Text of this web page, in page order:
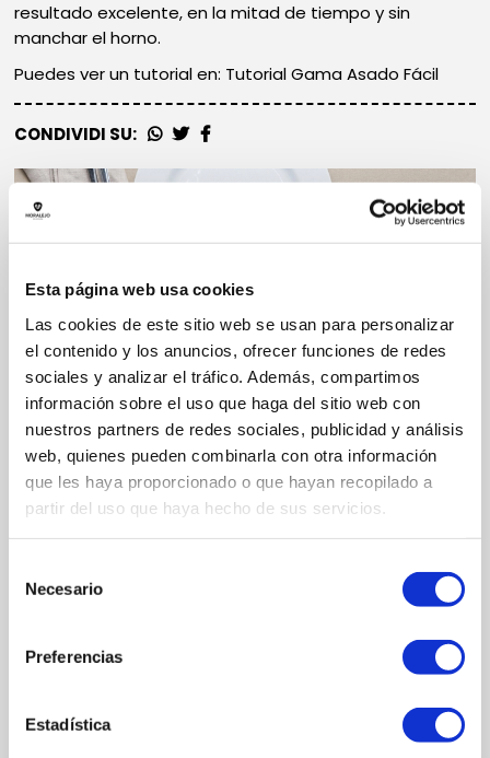
Esta página web usa cookies
Las cookies de este sitio web se usan para personalizar
el contenido y los anuncios, ofrecer funciones de redes
sociales y analizar el tráfico. Además, compartimos
información sobre el uso que haga del sitio web con
nuestros partners de redes sociales, publicidad y análisis
web, quienes pueden combinarla con otra información
que les haya proporcionado o que hayan recopilado a
partir del uso que haya hecho de sus servicios.
Necesario
Preferencias
Estadística
resultado excelente, en la mitad de tiempo y sin
manchar el horno.
Puedes ver un tutorial en: Tutorial Gama Asado Fácil
CONDIVIDI SU: